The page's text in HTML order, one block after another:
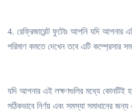
4. রেফ্রিজারেন্ট ফুটোঃ আপনি যদি আপনার এসি
পরিমাণ কমতে দেখেন তবে এটি কম্প্রেসার
যদি আপনার এই লক্ষণগুলির মধ্যে কোনটিই
সঠিকভাবে নির্ণয় এবং সমস্যা সমাধানের